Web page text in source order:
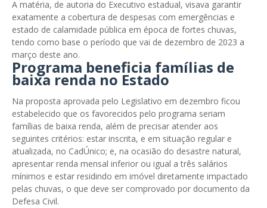
A matéria, de autoria do Executivo estadual, visava garantir
exatamente a cobertura de despesas com emergências e
estado de calamidade pública em época de fortes chuvas,
tendo como base o período que vai de dezembro de 2023 a
março deste ano.
Programa beneficia famílias de
baixa renda no Estado
Na proposta aprovada pelo Legislativo em dezembro ficou
estabelecido que os favorecidos pelo programa seriam
famílias de baixa renda, além de precisar atender aos
seguintes critérios: estar inscrita, e em situação regular e
atualizada, no CadÚnico; e, na ocasião do desastre natural,
apresentar renda mensal inferior ou igual a três salários
mínimos e estar residindo em imóvel diretamente impactado
pelas chuvas, o que deve ser comprovado por documento da
Defesa Civil.